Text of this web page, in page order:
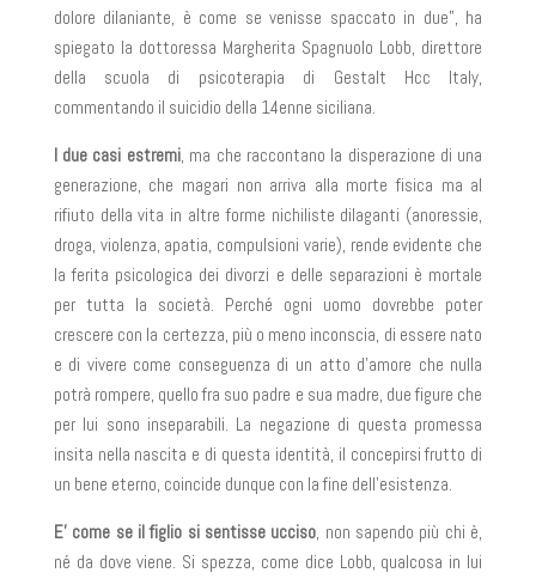
dolore dilaniante, è come se venisse spaccato in due”, ha
spiegato la dottoressa Margherita Spagnuolo Lobb, direttore
della scuola di psicoterapia di Gestalt Hcc Italy,
commentando il suicidio della 14enne siciliana.
I due casi estremi, ma che raccontano la disperazione di una
generazione, che magari non arriva alla morte fisica ma al
rifiuto della vita in altre forme nichiliste dilaganti (anoressie,
droga, violenza, apatia, compulsioni varie), rende evidente che
la ferita psicologica dei divorzi e delle separazioni è mortale
per tutta la società. Perché ogni uomo dovrebbe poter
crescere con la certezza, più o meno inconscia, di essere nato
e di vivere come conseguenza di un atto d’amore che nulla
potrà rompere, quello fra suo padre e sua madre, due figure che
per lui sono inseparabili. La negazione di questa promessa
insita nella nascita e di questa identità, il concepirsi frutto di
un bene eterno, coincide dunque con la fine dell’esistenza.
E’ come se il figlio si sentisse ucciso, non sapendo più chi è,
né da dove viene. Si spezza, come dice Lobb, qualcosa in lui